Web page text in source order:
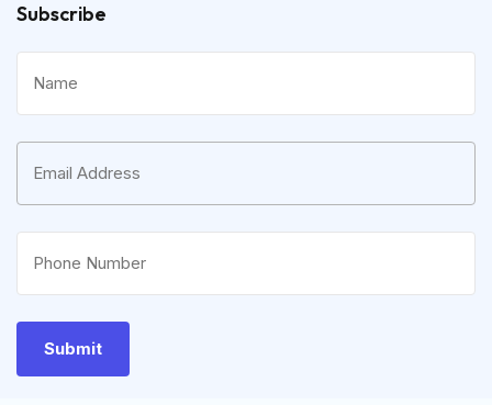
Subscribe